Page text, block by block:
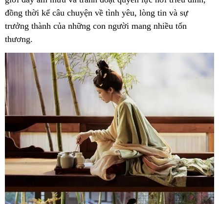
đồng thời kể câu chuyện về tình yêu, lòng tin và sự
trưởng thành của những con người mang nhiều tổn
thương.